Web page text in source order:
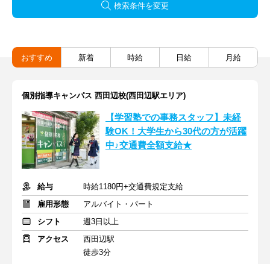
検索条件を変更
おすすめ 新着 時給 日給 月給
個別指導キャンパス 西田辺校(西田辺駅エリア)
【学習塾での事務スタッフ】未経
験OK！大学生から30代の方が活躍
中♪交通費全額支給★
給与
時給1180円+交通費規定支給
雇用形態
アルバイト・パート
シフト
週3日以上
アクセス
西田辺駅
徒歩3分